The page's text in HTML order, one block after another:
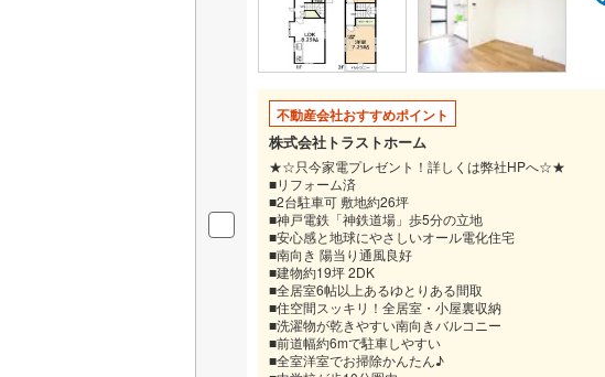
不動産会社おすすめポイント
株式会社トラストホーム
★☆只今家電プレゼント！詳しくは弊社HPへ☆★
■リフォーム済
■2台駐車可 敷地約26坪
■神戸電鉄「神鉄道場」歩5分の立地
■安心感と地球にやさしいオール電化住宅
■南向き 陽当り通風良好
■建物約19坪 2DK
■全居室6帖以上あるゆとりある間取
■住空間スッキリ！全居室・小屋裏収納
■洗濯物が乾きやすい南向きバルコニー
■前道幅約6mで駐車しやすい
■全室洋室でお掃除かんたん♪